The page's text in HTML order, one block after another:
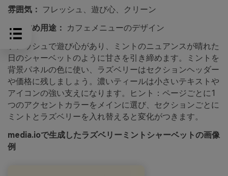
雰囲気：
フレッシュ、遊び心、クリーン
おすすめ用途：
カフェメニューのデザイン
フレッシュで遊び心があり、ミントのニュアンスが晴れた
日のシャーベットのように甘さを引き締めます。ミントを
背景パネルの色に使い、ラズベリーはセクションヘッダー
や価格に残しましょう。濃いティールは小さいテキストや
アイコンの強い支えになります。ヒント：ページごとに1
つのアクセントカラーをメインに選び、セクションごとに
ミントとラズベリーを入れ替えると変化がつきます。
media.ioで生成したラズベリーミントシャーベットの画像
例